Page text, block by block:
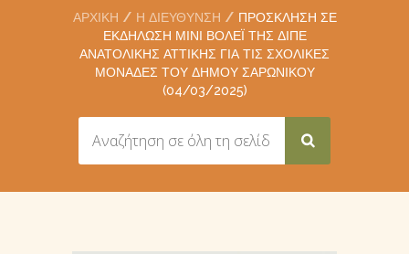
ΑΡΧΙΚΉ Η ΔΙΕΎΘΥΝΣΗ
ΠΡΌΣΚΛΗΣΗ ΣΕ
ΕΚΔΉΛΩΣΗ ΜΊΝΙ ΒΌΛΕΪ ΤΗΣ ΔΙΠΕ
ΑΝΑΤΟΛΙΚΉΣ ΑΤΤΙΚΉΣ ΓΙΑ ΤΙΣ ΣΧΟΛΙΚΈΣ
ΜΟΝΆΔΕΣ ΤΟΥ ΔΉΜΟΥ ΣΑΡΩΝΙΚΟΎ
(04/03/2025)